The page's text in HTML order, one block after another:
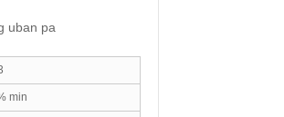
uban pa
min